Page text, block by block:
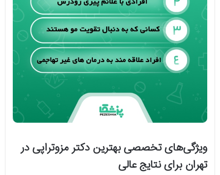
ویژگی‌های تخصصی بهترین دکتر مزوتراپی در
تهران برای نتایج عالی